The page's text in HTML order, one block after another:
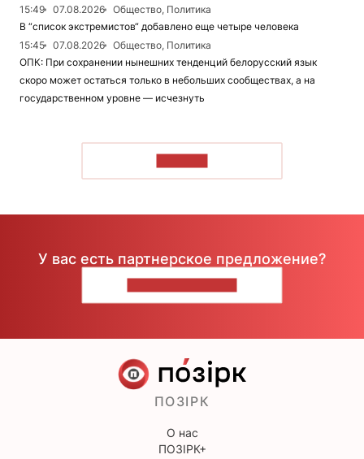
15:49
07.08.2026
Общество, Политика
В “список экстремистов“ добавлено еще четыре человека
15:45
07.08.2026
Общество, Политика
ОПК: При сохранении нынешних тенденций белорусский язык
скоро может остаться только в небольших сообществах, а на
государственном уровне — исчезнуть
У вас есть партнерское предложение?
ПОЗІРК
О нас
ПОЗІРК+